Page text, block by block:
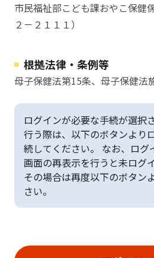
市民福祉部こども課おやこ保健
２－２１１１）
根拠法律・条例等
母子保健法第15条、母子保健法
ログインが必要な手続が選択
行う際は、以下のボタンより
続してください。 なお、ログ
画面の再表示を行うと未ログ
その場合は再度以下のボタン
さい。